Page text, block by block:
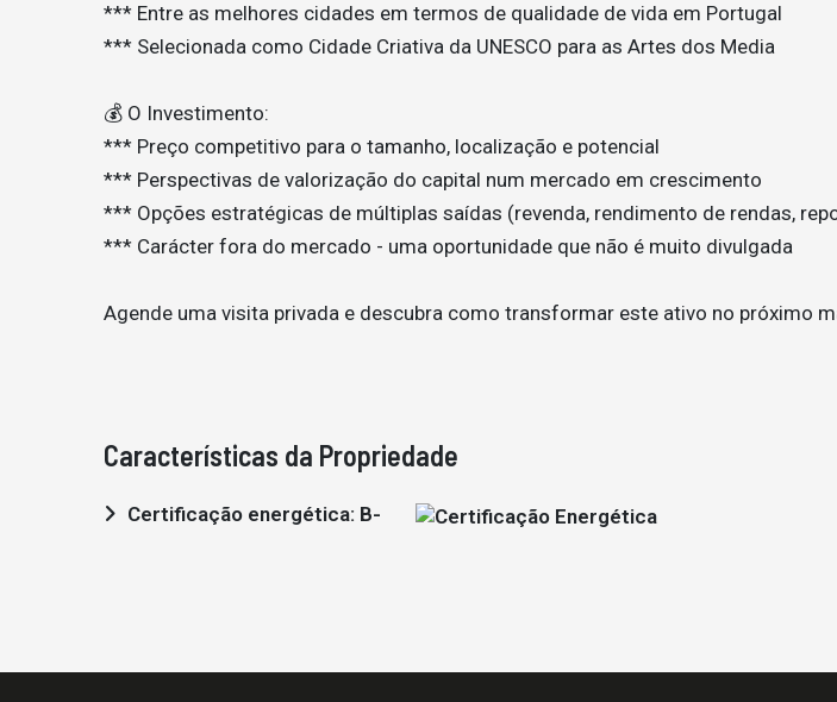
*** Entre as melhores cidades em termos de qualidade de vida em Portugal
*** Selecionada como Cidade Criativa da UNESCO para as Artes dos Media
💰 O Investimento:
*** Preço competitivo para o tamanho, localização e potencial
*** Perspectivas de valorização do capital num mercado em crescimento
*** Opções estratégicas de múltiplas saídas (revenda, rendimento de rendas,
*** Carácter fora do mercado - uma oportunidade que não é muito divulgada
Agende uma visita privada e descubra como transformar este ativo no próximo
Características da Propriedade
Certificação energética: B-